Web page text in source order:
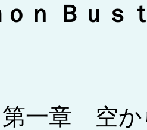
ｏｎ Ｂｕｓ
章 空か